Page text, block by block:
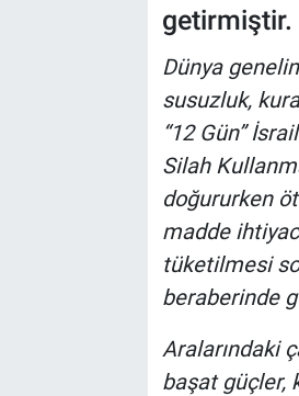
getirmiştir.
Dünya
susuzluk,
“12 Gün”
Silah
doğururken
madde
tüketilmesi
beraberinde
Aralarındaki
başat güçler,